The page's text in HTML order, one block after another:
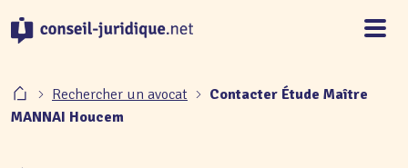
Rechercher un avocat
Contacter Étude Maître
MANNAI Houcem